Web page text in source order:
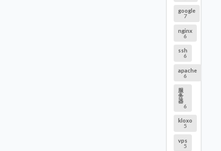
google
7
nginx
6
ssh
6
apache
6
服
务
器
6
kloxo
5
vps
5